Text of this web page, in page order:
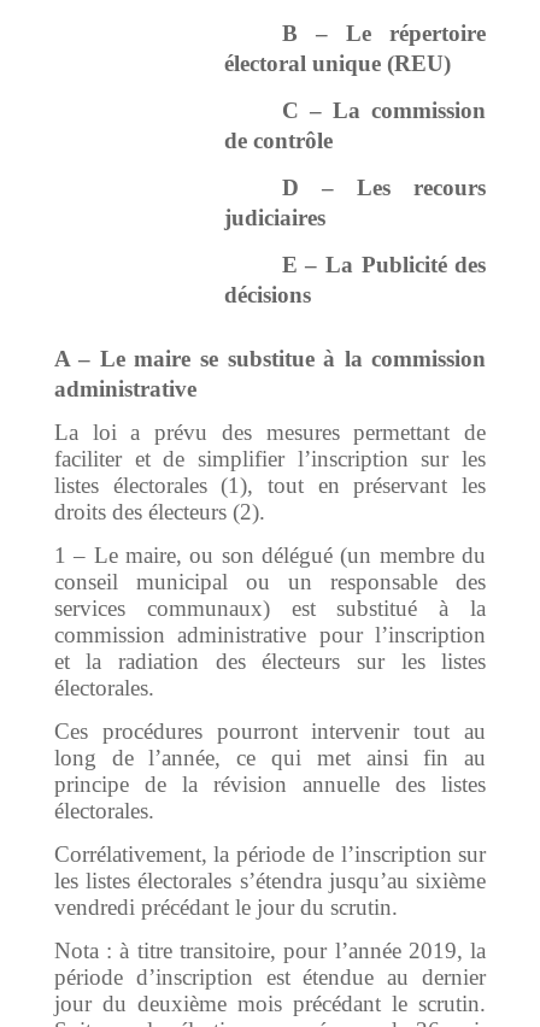
B – Le répertoire
électoral unique (REU)
C – La commission
de contrôle
D – Les recours
judiciaires
E – La Publicité des
décisions
A – Le maire se substitue à la commission
administrative
La loi a prévu des mesures permettant de
faciliter et de simplifier l’inscription sur les
listes électorales (1), tout en préservant les
droits des électeurs (2).
1 – Le maire, ou son délégué (un membre du
conseil municipal ou un responsable des
services communaux) est substitué à la
commission administrative pour l’inscription
et la radiation des électeurs sur les listes
électorales.
Ces procédures pourront intervenir tout au
long de l’année, ce qui met ainsi fin au
principe de la révision annuelle des listes
électorales.
Corrélativement, la période de l’inscription sur
les listes électorales s’étendra jusqu’au sixième
vendredi précédant le jour du scrutin.
Nota : à titre transitoire, pour l’année 2019, la
période d’inscription est étendue au dernier
jour du deuxième mois précédant le scrutin.